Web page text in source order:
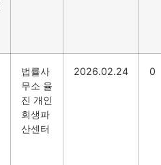
법률사
무소 율
진 개인
회생파
산센터
2026.02.24 0